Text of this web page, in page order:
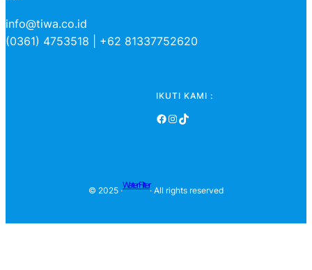
info@tiwa.co.id
(0361) 4753518 | +62 81337752620
IKUTI KAMI :
Facebook Instagram TikTok
© 2025 ·
Water Filter
· All rights reserved